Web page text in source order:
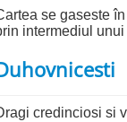
se gaseste
intermediul
credinciosi si